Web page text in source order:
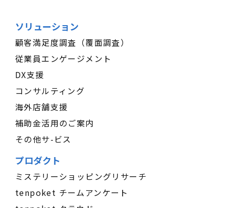
ソリューション
顧客満足度調査（覆面調査）
従業員エンゲージメント
DX支援
コンサルティング
海外店舗支援
補助金活用のご案内
その他サ-ビス
プロダクト
ミステリーショッピングリサーチ
tenpoket チームアンケート